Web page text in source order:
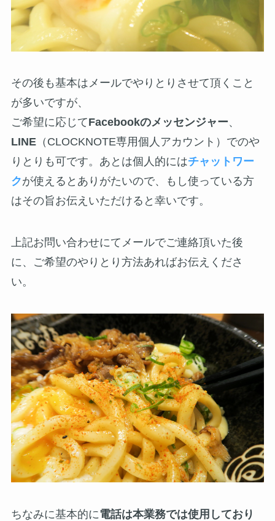
その後も基本はメールでやりとりさせて頂くこと
が多いですが、
ご希望に応じてFacebookのメッセンジャー、
LINE（CLOCKNOTE専用個人アカウント）でのや
りとりも可です。あとは個人的にはチャットワー
クが使えるとありがたいので、もし使っている方
はその旨お伝えいただけると幸いです。
上記お問い合わせにてメールでご連絡頂いた後
に、ご希望のやりとり方法あればお伝えくださ
い。
ちなみに基本的に電話は本業務では使用しており